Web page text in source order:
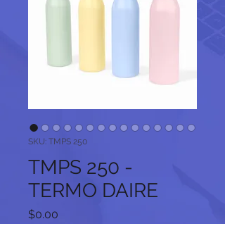
SKU: TMPS 250
TMPS 250 -
TERMO DAIRE
$0.00